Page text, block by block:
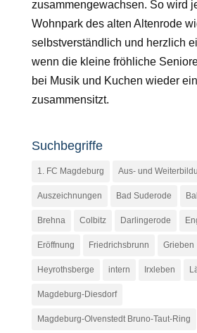
zusammengewachsen. So wird
Wohnpark des alten Altenrode
selbstverständlich und herzlich
wenn die kleine fröhliche
bei Musik und Kuchen wieder
zusammensitzt.
Suchbegriffe
1. FC Magdeburg Aus- und
Auszeichnungen Bad Suderode
Brehna Colbitz Darlingerode
Eröffnung Friedrichsbrunn Grieben
Heyrothsberge intern Irxleben
Magdeburg-Diesdorf
Magdeburg-Olvenstedt Bruno-Taut-Ring